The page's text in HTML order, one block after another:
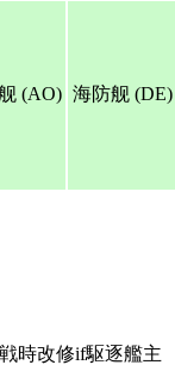
(AO) 海防舰 (DE)
時改修if駆逐艦主